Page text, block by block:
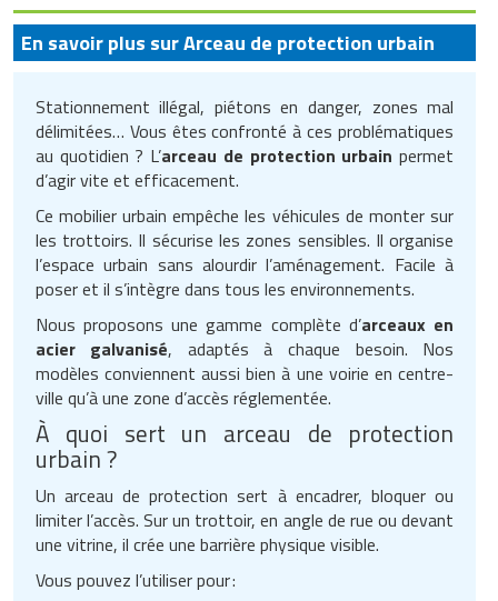
En savoir plus sur Arceau de protection urbain
Stationnement illégal, piétons en danger, zones mal
délimitées… Vous êtes confronté à ces problématiques
au quotidien ? L’arceau de protection urbain permet
d’agir vite et efficacement.
Ce mobilier urbain empêche les véhicules de monter sur
les trottoirs. Il sécurise les zones sensibles. Il organise
l’espace urbain sans alourdir l’aménagement. Facile à
poser et il s’intègre dans tous les environnements.
Nous proposons une gamme complète d’arceaux en
acier galvanisé, adaptés à chaque besoin. Nos
modèles conviennent aussi bien à une voirie en centre-
ville qu’à une zone d’accès réglementée.
À quoi sert un arceau de protection
urbain ?
Un arceau de protection sert à encadrer, bloquer ou
limiter l’accès. Sur un trottoir, en angle de rue ou devant
une vitrine, il crée une barrière physique visible.
Vous pouvez l’utiliser pour :